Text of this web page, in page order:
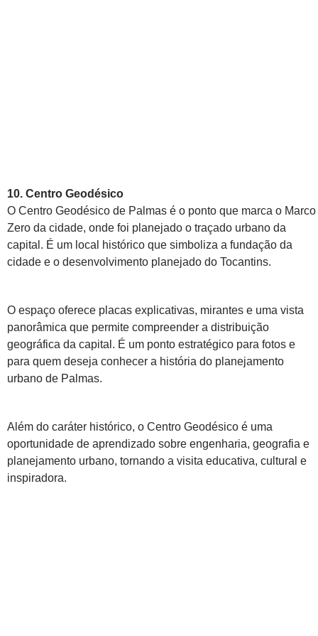
10. Centro Geodésico
O Centro Geodésico de Palmas é o ponto que marca o Marco
Zero da cidade, onde foi planejado o traçado urbano da
capital. É um local histórico que simboliza a fundação da
cidade e o desenvolvimento planejado do Tocantins.
O espaço oferece placas explicativas, mirantes e uma vista
panorâmica que permite compreender a distribuição
geográfica da capital. É um ponto estratégico para fotos e
para quem deseja conhecer a história do planejamento
urbano de Palmas.
Além do caráter histórico, o Centro Geodésico é uma
oportunidade de aprendizado sobre engenharia, geografia e
planejamento urbano, tornando a visita educativa, cultural e
inspiradora.